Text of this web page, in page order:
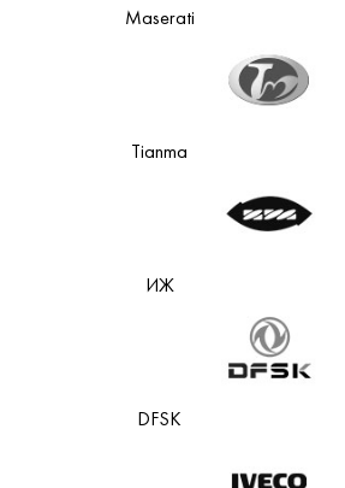
Maserati
Tianma
ИЖ
DFSK